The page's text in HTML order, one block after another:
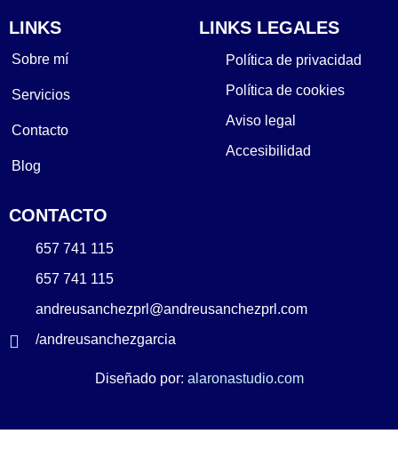
LINKS
Sobre mí
Servicios
Contacto
Blog
LINKS LEGALES
Política de privacidad
Política de cookies
Aviso legal
Accesibilidad
CONTACTO
657 741 115
657 741 115
andreusanchezprl@andreusanchezprl.com
/andreusanchezgarcia
Diseñado por: alaronastudio.com